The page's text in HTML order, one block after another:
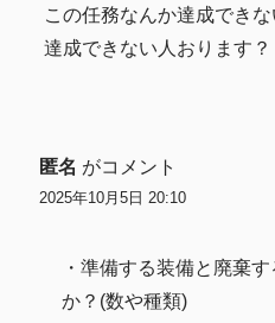
この任務なんか達成でき
達成できない人おります？
匿名 がコメント
2025年10月5日 20:10
・準備する装備と廃棄
か？(数や種類)